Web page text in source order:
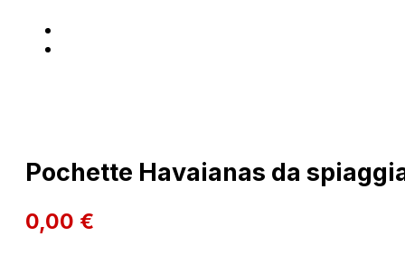
Pochette Havaianas da
0,00 €